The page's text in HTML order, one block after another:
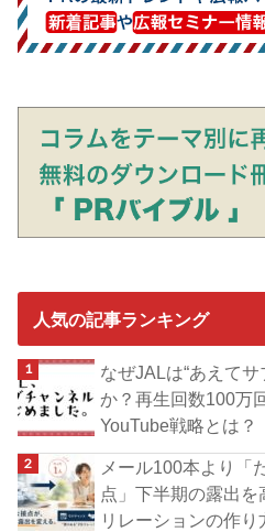
人気の記事ランキング
なぜJALは“あえて
か？再生回数100万
YouTube戦略とは？
メール100本より「
点」下半期の露出を
リレーションの作り